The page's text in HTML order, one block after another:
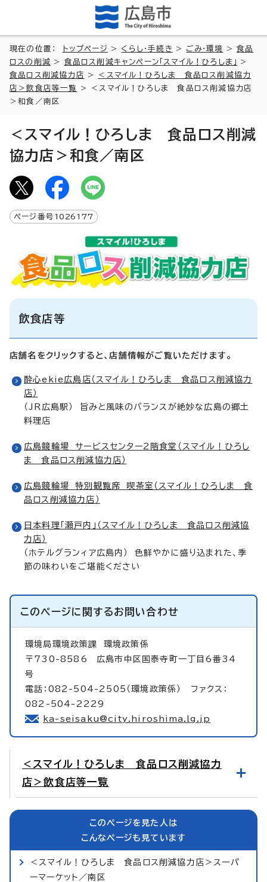
現在の位置： トップページ > くらし・手続き > ごみ・環境 >食品
ロスの削減 > 食品ロス削減キャンペーン「スマイル！ひろしま」
>
食品ロス削減協力店
>
＜スマイル！ひろしま 食品ロス削減協力
店＞飲食店等一覧
> ＜スマイル！ひろしま 食品ロス削減協力店
＞和食／南区
＜スマイル！ひろしま 食品ロス削減
協力店＞和食／南区
ページ番号 1026177
飲食店等
店舗名をクリックすると、店舗情報がご覧いただけます。
酔心ekie広島店（スマイル！ひろしま 食品ロス削減協力
店）
（JR広島駅） 旨みと風味のバランスが絶妙な広島の郷土
料理店
広島競輪場 サービスセンター2階食堂（スマイル！ひろし
ま 食品ロス削減協力店）
広島競輪場 特別観覧席 喫茶室（スマイル！ひろしま 食
品ロス削減協力店）
日本料理「瀬戸内」（スマイル！ひろしま 食品ロス削減協
力店）
（ホテルグランィア広島内） 色鮮やかに盛り込まれた、季
節の味わいをご堪能ください
このページに関するお問い合わせ
環境局環境政策課 環境政策係
〒730-8586 広島市中区国泰寺町一丁目6番34
号
電話：082-504-2505（環境政策係） ファクス：
082-504-2229
ka-seisaku@city.hiroshima.lg.jp
＜スマイル！ひろしま 食品ロス削減協力
店＞飲食店等一覧
このページを見た人は
こんなページも見ています
＜スマイル！ひろしま 食品ロス削減協力店＞スーパ
ーマーケット／南区